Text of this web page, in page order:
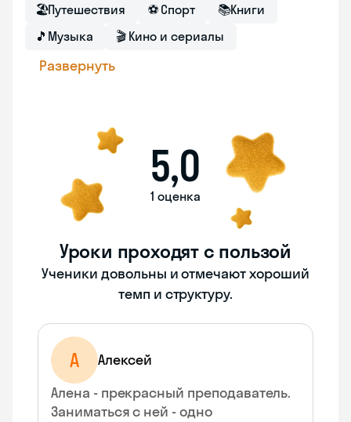
🏖Путешествия ⚽ Спорт 📚Книги
🎵 Музыка 🎬 Кино и сериалы
Развернуть
5,0
1 оценка
Уроки проходят с пользой
Ученики довольны и отмечают хороший
темп и структуру.
А
Алексей
Алена - прекрасный преподаватель.
Заниматься с ней - одно